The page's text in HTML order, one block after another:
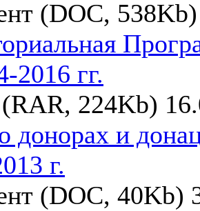
(DOC,
2016 гг.
224Kb)
донорах и
г.
(DOC, 40Kb)